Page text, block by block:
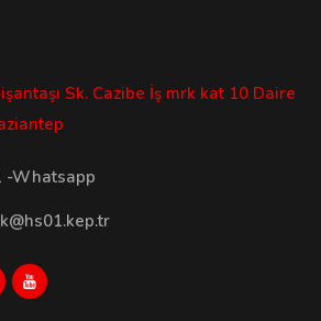
Sk. Cazibe İş mrk kat 10 Daire
-Whatsapp